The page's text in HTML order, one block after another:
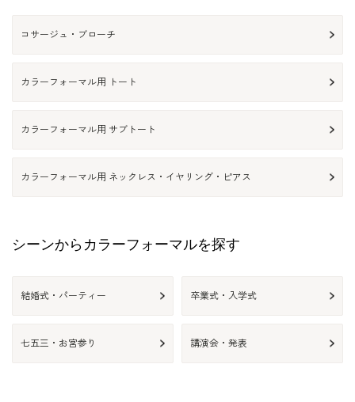
コサージュ・ブローチ
カラーフォーマル用 トート
カラーフォーマル用 サブトート
カラーフォーマル用 ネックレス・イヤリング・ピアス
シーンからカラーフォーマルを探す
結婚式・パーティー 卒業式・入学式
七五三・お宮参り 講演会・発表